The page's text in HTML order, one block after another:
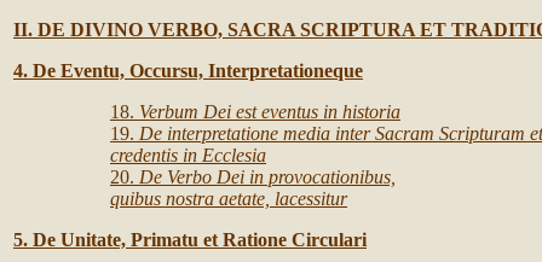
II. DE DIVINO VERBO, SACRA SCRIPTURA ET
4. De Eventu, Occursu, Interpretationeque
18. Verbum Dei est eventus in historia
19. De interpretatione media inter Sacram Scripturam
credentis in Ecclesia
20. De Verbo Dei in provocationibus,
quibus nostra aetate, lacessitur
5. De Unitate, Primatu et Ratione Circulari